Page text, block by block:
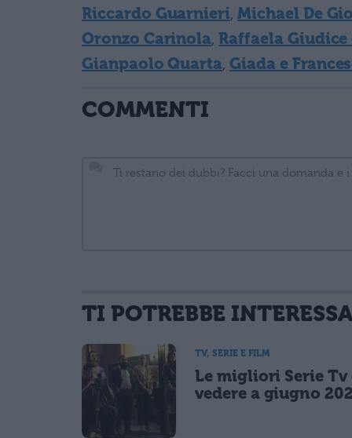
Riccardo Guarnieri,Michael De
Oronzo Carinola,Raffaela Giudice
Gianpaolo Quarta,Giada e
COMMENTI
informativa privacy
. Pubblicando questo commento dai il consenso
Ho letto e acconsento l' informativasulla privacy
Acconsento all'uso dei miei dati da parte di terzi per
CONFERMA E PUBBLICA
TI POTREBBE
TV, SERIE E FILM
Le migliori Serie Tv
vedere a giugno